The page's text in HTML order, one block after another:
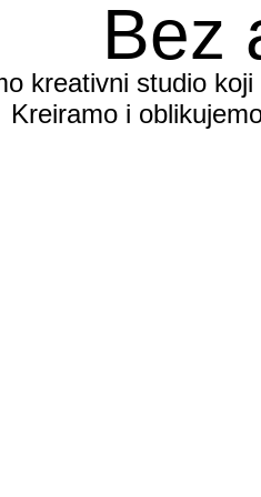
Bez
kreativni studio
Kreiramo i